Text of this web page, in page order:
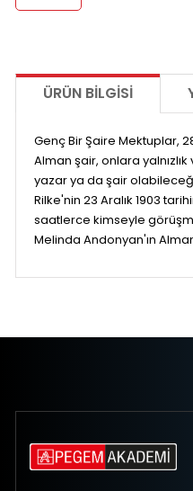
ÜRÜN BILGISI
Genç Bir Şaire Mektuplar,
Alman şair, onlara
yazar ya da şair
Rilke'nin 23 Aralık 1903
saatlerce kimseyle
Melinda Andonyan'ın